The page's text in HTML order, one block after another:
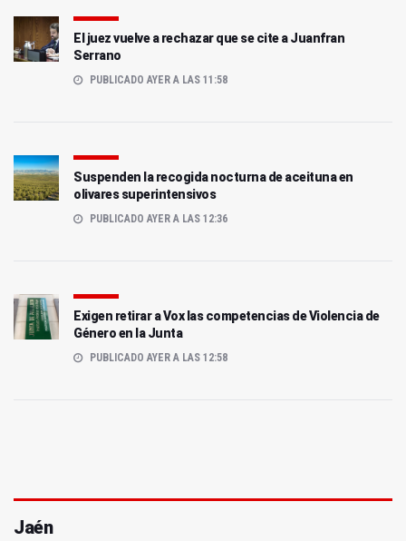
El juez vuelve a rechazar que se cite a Juanfran
Serrano
PUBLICADO AYER A LAS 11:58
Suspenden la recogida nocturna de aceituna en
olivares superintensivos
PUBLICADO AYER A LAS 12:36
Exigen retirar a Vox las competencias de Violencia de
Género en la Junta
PUBLICADO AYER A LAS 12:58
Jaén